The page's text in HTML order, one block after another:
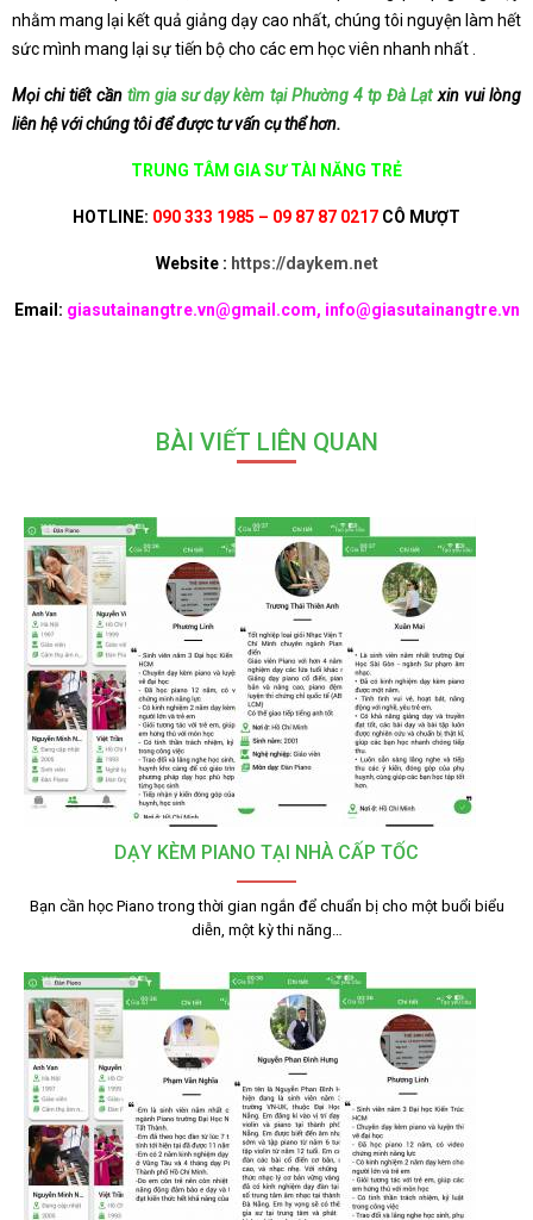
nhằm mang lại kết quả giảng dạy cao nhất, chúng tôi nguyện làm hết
sức mình mang lại sự tiến bộ cho các em học viên nhanh nhất .
Mọi chi tiết cần tìm gia sư dạy kèm tại Phường 4 tp Đà Lạtxin vui lòng
liên hệ với chúng tôi để được tư vấn cụ thể hơn.
TRUNG TÂM GIA SƯ TÀI NĂNG TRẺ
HOTLINE: 090 333 1985 – 09 87 87 0217 CÔ MƯỢT
Website : https://daykem.net
Email: giasutainangtre.vn@gmail.com, info@giasutainangtre.vn
BÀI VIẾT LIÊN QUAN
DẠY KÈM PIANO TẠI NHÀ CẤP TỐC
Bạn cần học Piano trong thời gian ngắn để chuẩn bị cho một buổi biểu
diễn, một kỳ thi năng…